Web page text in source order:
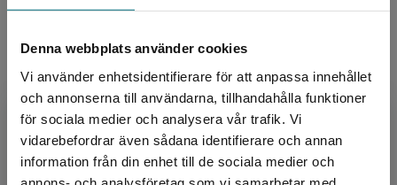
Denna webbplats använder cookies
Vi använder enhetsidentifierare för att anpassa innehållet
och annonserna till användarna, tillhandahålla funktioner
för sociala medier och analysera vår trafik. Vi
vidarebefordrar även sådana identifierare och annan
information från din enhet till de sociala medier och
Begränsad fraktregion
Upphovspersoner